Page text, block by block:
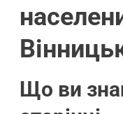
Що ви